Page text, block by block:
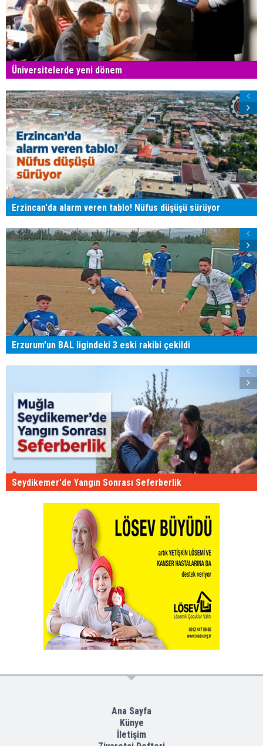
Üniversitelerde yeni dönem
Erzincan'da alarm veren tablo! Nüfus düşüşü sürüyor
Erzurum'un BAL ligindeki 3 eski rakibi çekildi
Seydikemer'de Yangın Sonrası Seferberlik
Ana Sayfa
Künye
İletişim